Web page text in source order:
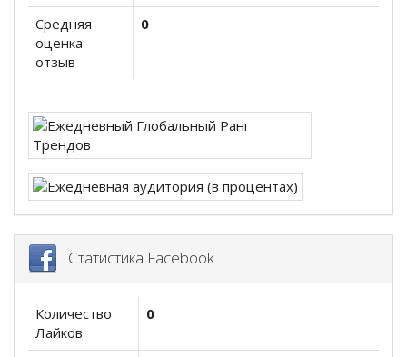
Средняя
оценка
отзыв
0
Статистика Facebook
Количество
Лайков
0